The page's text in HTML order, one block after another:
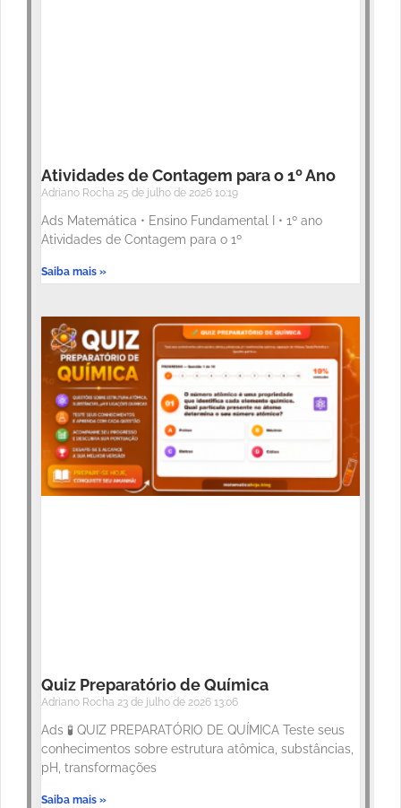
Atividades de Contagem para o 1º Ano
Adriano Rocha 25 de julho de 2026 10:19
Ads Matemática • Ensino Fundamental I • 1º ano
Atividades de Contagem para o 1º
Saiba mais »
Quiz Preparatório de Química
Adriano Rocha 23 de julho de 2026 13:06
Ads 🧪 QUIZ PREPARATÓRIO DE QUÍMICA Teste seus
conhecimentos sobre estrutura atômica, substâncias,
pH, transformações
Saiba mais »